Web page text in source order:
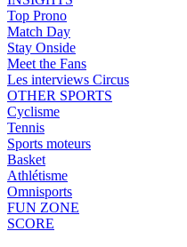
Top Prono
Match Day
Stay Onside
Meet the Fans
Les interviews Circus
OTHER SPORTS
Cyclisme
Tennis
Sports moteurs
Basket
Athlétisme
Omnisports
FUN ZONE
SCORE